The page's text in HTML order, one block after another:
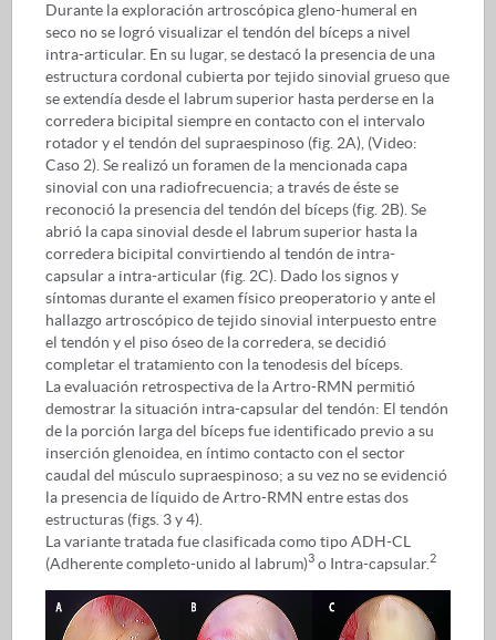
Durante la exploración artroscópica gleno-humeral en
seco no se logró visualizar el tendón del bíceps a nivel
intra-articular. En su lugar, se destacó la presencia de una
estructura cordonal cubierta por tejido sinovial grueso que
se extendía desde el labrum superior hasta perderse en la
corredera bicipital siempre en contacto con el intervalo
rotador y el tendón del supraespinoso (fig. 2A), (Video:
Caso 2). Se realizó un foramen de la mencionada capa
sinovial con una radiofrecuencia; a través de éste se
reconoció la presencia del tendón del bíceps (fig. 2B). Se
abrió la capa sinovial desde el labrum superior hasta la
corredera bicipital convirtiendo al tendón de intra-
capsular a intra-articular (fig. 2C). Dado los signos y
síntomas durante el examen físico preoperatorio y ante el
hallazgo artroscópico de tejido sinovial interpuesto entre
el tendón y el piso óseo de la corredera, se decidió
completar el tratamiento con la tenodesis del bíceps.
La evaluación retrospectiva de la Artro-RMN permitió
demostrar la situación intra-capsular del tendón: El tendón
de la porción larga del bíceps fue identificado previo a su
inserción glenoidea, en íntimo contacto con el sector
caudal del músculo supraespinoso; a su vez no se evidenció
la presencia de líquido de Artro-RMN entre estas dos
estructuras (figs. 3 y 4).
La variante tratada fue clasificada como tipo ADH-CL
(Adherente completo-unido al labrum)3 o Intra-capsular.2